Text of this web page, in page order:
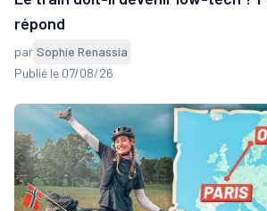
répond
par Sophie Renassia
Publié le 07/08/26